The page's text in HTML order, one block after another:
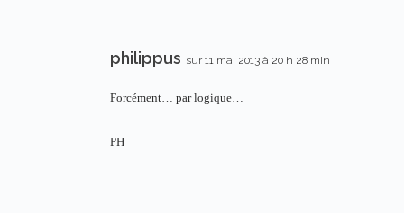
philippus sur 11 mai 2013 à 20 h 28 min
Forcément… par logique…
PH